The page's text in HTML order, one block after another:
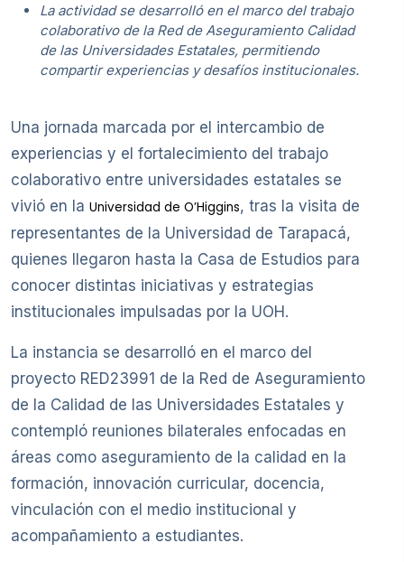
La actividad se desarrolló en el marco del trabajo
colaborativo de la Red de Aseguramiento Calidad
de las Universidades Estatales, permitiendo
compartir experiencias y desafíos institucionales.
Una jornada marcada por el intercambio de
experiencias y el fortalecimiento del trabajo
colaborativo entre universidades estatales se
vivió en la Universidad de O’Higgins, tras la visita de
representantes de la Universidad de Tarapacá,
quienes llegaron hasta la Casa de Estudios para
conocer distintas iniciativas y estrategias
institucionales impulsadas por la UOH.
La instancia se desarrolló en el marco del
proyecto RED23991 de la Red de Aseguramiento
de la Calidad de las Universidades Estatales y
contempló reuniones bilaterales enfocadas en
áreas como aseguramiento de la calidad en la
formación, innovación curricular, docencia,
vinculación con el medio institucional y
acompañamiento a estudiantes.